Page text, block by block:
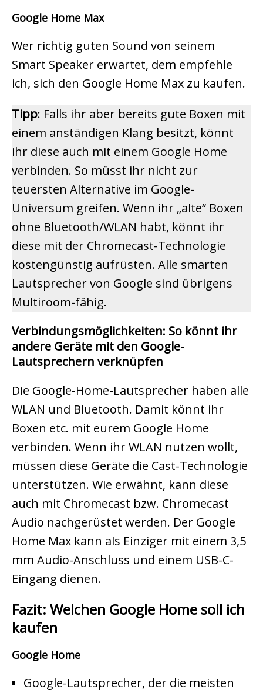
Google Home Max
Wer richtig guten Sound von seinem
Smart Speaker erwartet, dem empfehle
ich, sich den Google Home Max zu kaufen.
Tipp: Falls ihr aber bereits gute Boxen mit
einem anständigen Klang besitzt, könnt
ihr diese auch mit einem Google Home
verbinden. So müsst ihr nicht zur
teuersten Alternative im Google-
Universum greifen. Wenn ihr „alte“ Boxen
ohne Bluetooth/WLAN habt, könnt ihr
diese mit der Chromecast-Technologie
kostengünstig aufrüsten. Alle smarten
Lautsprecher von Google sind übrigens
Multiroom-fähig.
Verbindungsmöglichkeiten: So könnt ihr
andere Geräte mit den Google-
Lautsprechern verknüpfen
Die Google-Home-Lautsprecher haben alle
WLAN und Bluetooth. Damit könnt ihr
Boxen etc. mit eurem Google Home
verbinden. Wenn ihr WLAN nutzen wollt,
müssen diese Geräte die Cast-Technologie
unterstützen. Wie erwähnt, kann diese
auch mit Chromecast bzw. Chromecast
Audio nachgerüstet werden. Der Google
Home Max kann als Einziger mit einem 3,5
mm Audio-Anschluss und einem USB-C-
Eingang dienen.
Fazit: Welchen Google Home soll ich
kaufen
Google Home
Google-Lautsprecher, der die meisten